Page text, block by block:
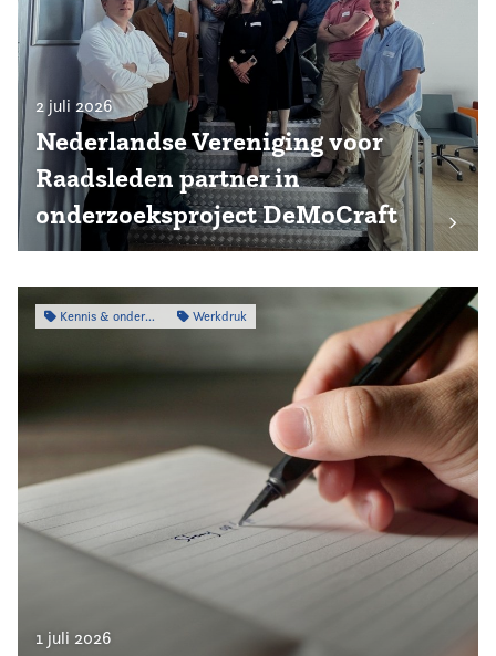
2 juli 2026
Nederlandse Vereniging voor
Raadsleden partner in
onderzoeksproject DeMoCraft
Kennis & onderzoek Werkdruk
1 juli 2026